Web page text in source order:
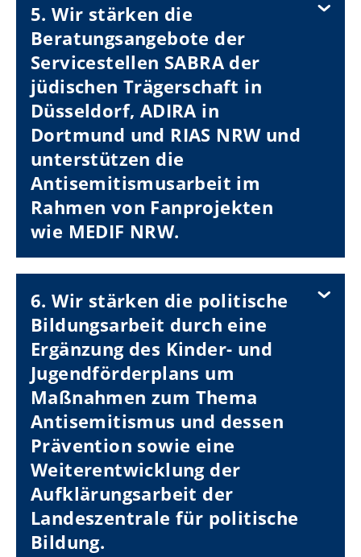
5. Wir stärken die
Beratungsangebote der
Servicestellen SABRA der
jüdischen Trägerschaft in
Düsseldorf, ADIRA in
Dortmund und RIAS NRW und
unterstützen die
Antisemitismusarbeit im
Rahmen von Fanprojekten
wie MEDIF NRW.
6. Wir stärken die politische
Bildungsarbeit durch eine
Ergänzung des Kinder- und
Jugendförderplans um
Maßnahmen zum Thema
Antisemitismus und dessen
Prävention sowie eine
Weiterentwicklung der
Aufklärungsarbeit der
Landeszentrale für politische
Bildung.